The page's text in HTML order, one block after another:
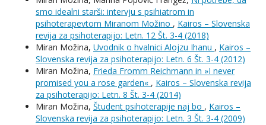
smo idealni starši: intervju s psihiatrom in
psihoterapevtom Miranom Možino , Kairos – Slovenska
revija za psihoterapijo: Letn. 12 Št. 3-4 (2018)
Miran Možina, Uvodnik o hvalnici Alojzu Ihanu , Kairos –
Slovenska revija za psihoterapijo: Letn. 6 Št. 3-4 (2012)
Miran Možina, Frieda Fromm Reichmann in »I never
promised you a rose garden« , Kairos – Slovenska revija
za psihoterapijo: Letn. 8 Št. 3-4 (2014)
Miran Možina, Študent psihoterapije naj bo , Kairos –
Slovenska revija za psihoterapijo: Letn. 3 Št. 3-4 (2009)